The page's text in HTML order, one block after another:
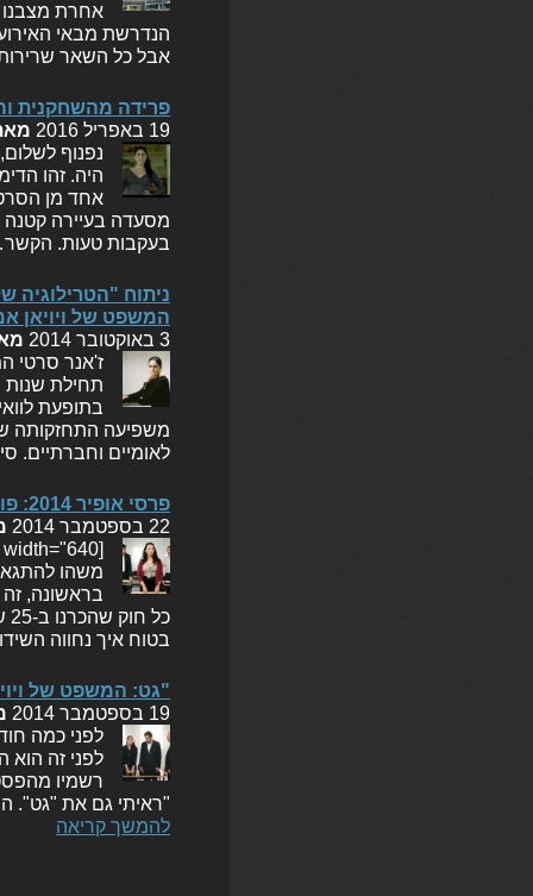
אחרת מצבנו
הנדרשת מבאי
אבל כל השאר
פרידה מהשחקנית
19 באפריל 2016
נפנוף
היה. זהו
אחד מן
מסעדה בעיירה קטנה
בעקבות טעות.
ניתוח "הטרילוגיה
המשפט של ויויאן
3 באוקטובר 2014
ז'אנר סרטי
תחילת שנות
בתופעת
משפיעה התחזקותה
לאומיים וחברתיים.
פרסי אופיר 2014: פוסט מורטם, או מה קרה שם?
22 בספטמבר 2014
בראשונה,
בטוח איך נחווה
"גט: המשפט של
19 בספטמבר 2014
לפני כמה
לפני זה
רשמיו
"ראיתי גם את "גט".
להמשך קריאה